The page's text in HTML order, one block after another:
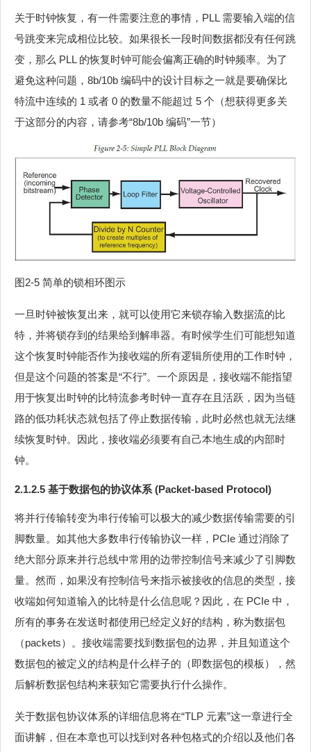
关于时钟恢复，有一件需要注意的事情，PLL 需要输入端的信
号跳变来完成相位比较。如果很长一段时间数据都没有任何跳
变，那么 PLL 的恢复时钟可能会偏离正确的时钟频率。为了
避免这种问题，8b/10b 编码中的设计目标之一就是要确保比
特流中连续的 1 或者 0 的数量不能超过 5 个（想获得更多关
于这部分的内容，请参考“8b/10b 编码”一节）
图2‑5 简单的锁相环图示
一旦时钟被恢复出来，就可以使用它来锁存输入数据流的比
特，并将锁存到的结果给到解串器。有时候学生们可能想知道
这个恢复时钟能否作为接收端的所有逻辑所使用的工作时钟，
但是这个问题的答案是“不行”。一个原因是，接收端不能指望
用于恢复出时钟的比特流参考时钟一直存在且活跃，因为当链
路的低功耗状态就包括了停止数据传输，此时必然也就无法继
续恢复时钟。因此，接收端必须要有自己本地生成的内部时
钟。
2.1.2.5 基于数据包的协议体系 (Packet-based Protocol)
将并行传输转变为串行传输可以极大的减少数据传输需要的引
脚数量。如其他大多数串行传输协议一样，PCIe 通过消除了
绝大部分原来并行总线中常用的边带控制信号来减少了引脚数
量。然而，如果没有控制信号来指示被接收的信息的类型，接
收端如何知道输入的比特是什么信息呢？因此，在 PCIe 中，
所有的事务在发送时都使用已经定义好的结构，称为数据包
（packets）。接收端需要找到数据包的边界，并且知道这个
数据包的被定义的结构是什么样子的（即数据包的模板），然
后解析数据包结构来获知它需要执行什么操作。
关于数据包协议体系的详细信息将在“TLP 元素”这一章进行全
面讲解，但在本章也可以找到对各种包格式的介绍以及他们各